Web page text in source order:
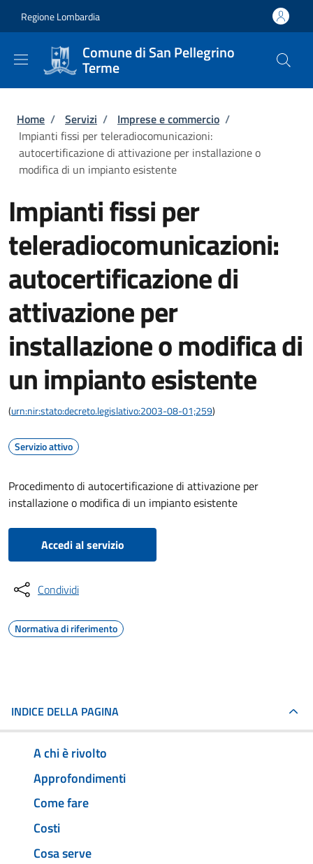
Regione Lombardia
Comune di San Pellegrino
Terme
Briciole di pane
Home / Servizi / Imprese e commercio /
Impianti fissi per teleradiocomunicazioni:
autocertificazione di attivazione per installazione o
modifica di un impianto esistente
Impianti fissi per
teleradiocomunicazioni:
autocertificazione di
attivazione per
installazione o modifica di
un impianto esistente
(urn:nir:stato:decreto.legislativo:2003-08-01;259)
Servizio attivo
Procedimento di autocertificazione di attivazione per
installazione o modifica di un impianto esistente
Accedi al servizio
Condividi
Normativa di riferimento
INDICE DELLA PAGINA
A chi è rivolto
Approfondimenti
Come fare
Costi
Cosa serve